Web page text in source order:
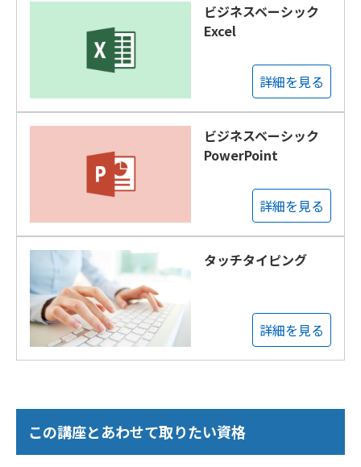
ビジネスベーシック
Excel
詳細を見る
ビジネスベーシック
PowerPoint
詳細を見る
タッチタイピング
詳細を見る
この講座とあわせて取りたい資格